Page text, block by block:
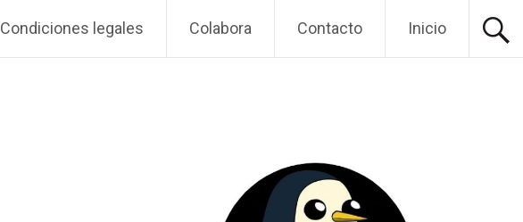
Condiciones legales Colabora Contacto Inicio